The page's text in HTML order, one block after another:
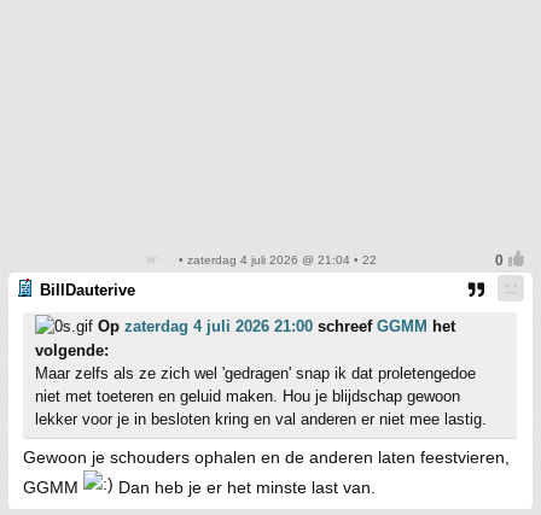
• zaterdag 4 juli 2026 @ 21:04 • 22
BillDauterive
Op zaterdag 4 juli 2026 21:00 schreef GGMM het
volgende:
Maar zelfs als ze zich wel 'gedragen' snap ik dat proletengedoe
niet met toeteren en geluid maken. Hou je blijdschap gewoon
lekker voor je in besloten kring en val anderen er niet mee lastig.
Gewoon je schouders ophalen en de anderen laten feestvieren,
GGMM
Dan heb je er het minste last van.